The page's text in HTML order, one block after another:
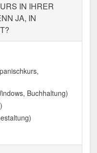
IN IHRER
JA, IN
Buchhaltung)